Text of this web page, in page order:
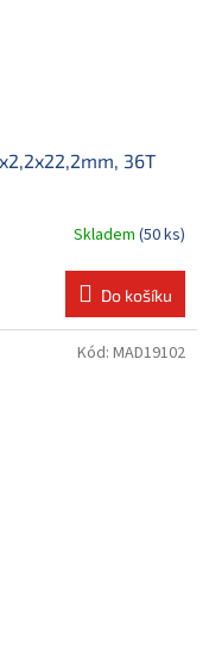
36T
Skladem (50 ks)
Do košíku
Kód: MAD19102